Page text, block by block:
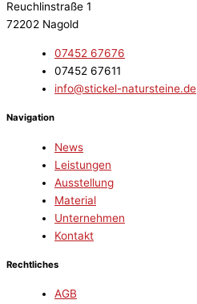
Reuchlinstraße 1
72202 Nagold
07452 67676
07452 67611
info@stickel-natursteine.de
Navigation
News
Leistungen
Ausstellung
Material
Unternehmen
Kontakt
Rechtliches
AGB